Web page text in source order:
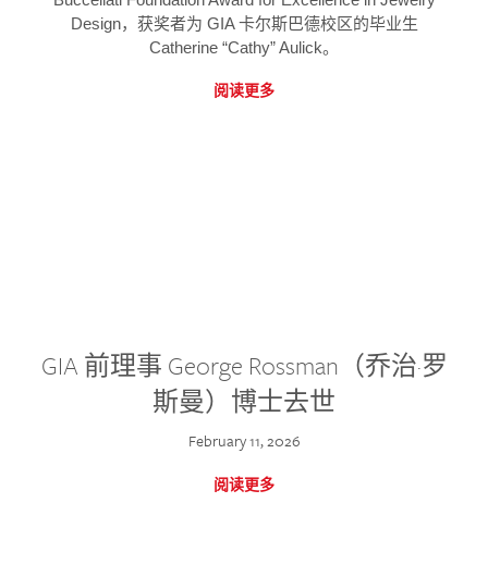
Design，获奖者为 GIA 卡尔斯巴德校区的毕业生
Catherine “Cathy” Aulick。
阅读更多
GIA 前理事 George Rossman（乔治·罗
斯曼）博士去世
February 11, 2026
阅读更多